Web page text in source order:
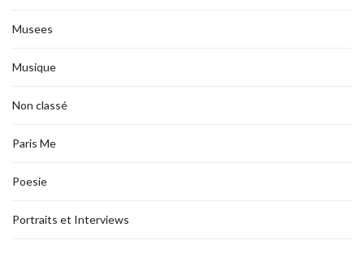
Musees
Musique
Non classé
Paris Me
Poesie
Portraits et Interviews